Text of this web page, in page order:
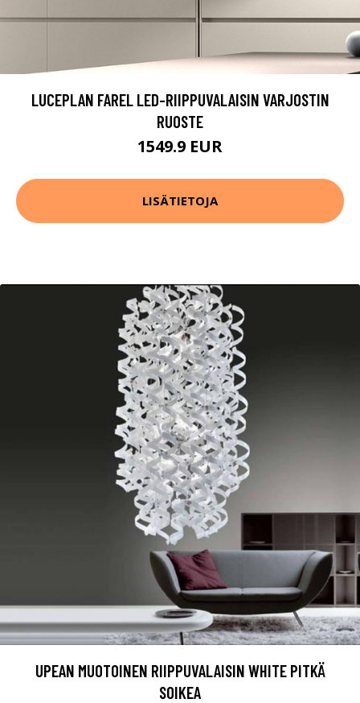
LUCEPLAN FAREL LED-RIIPPUVALAISIN VARJOSTIN
RUOSTE
1549.9 EUR
LISÄTIETOJA
UPEAN MUOTOINEN RIIPPUVALAISIN WHITE PITKÄ
SOIKEA